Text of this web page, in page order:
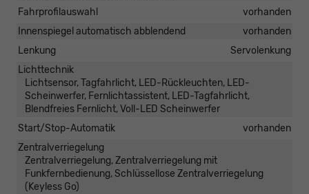
Fahrprofilauswahl
vorhanden
Innenspiegel automatisch abblendend
vorhanden
Lenkung
Servolenkung
Lichttechnik
Lichtsensor, Tagfahrlicht, LED-Rückleuchten, LED-
Scheinwerfer, Fernlichtassistent, LED-Tagfahrlicht,
Blendfreies Fernlicht, Voll-LED Scheinwerfer
Start/Stop-Automatik
vorhanden
Zentralverriegelung
Zentralverriegelung, Zentralverriegelung mit
Funkfernbedienung, Schlüssellose Zentralverriegelung
(Keyless Go)